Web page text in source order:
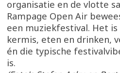
organisatie en de vlotte
Rampage Open Air
een muziekfestival. Het
kermis, eten en drinken,
én die typische
is.